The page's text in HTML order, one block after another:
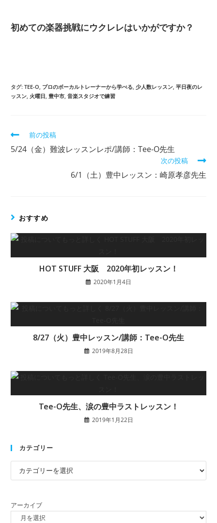
初めての楽器挑戦にウクレレはいかがですか？
タグ:TEE-O, プロのボーカルトレーナーから学べる, 少人数レッスン, 平日夜のレ
ッスン, 火曜日, 豊中市, 音楽スタジオで練習
前の投稿
5/24（金）難波レッスンレポ/講師：Tee-O先生
次の投稿
6/1（土）豊中レッスン：崎原孝彦先生
おすすめ
HOT STUFF 大阪 2020年初レッスン！
2020年1月4日
8/27（火）豊中レッスン/講師：Tee-O先生
2019年8月28日
Tee-O先生、涙の豊中ラストレッスン！
2019年1月22日
カテゴリー
アーカイブ